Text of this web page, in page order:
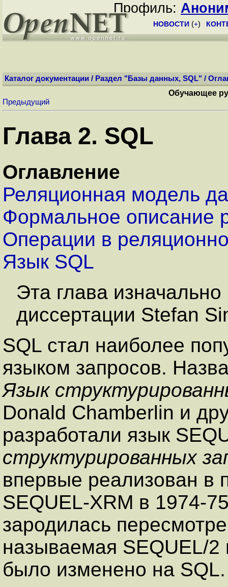
Профиль:
НОВОСТИ (+)
Каталог документации / Раздел "Базы данных, SQL" /
Обучающее
Предыдущий
Глава 2. SQL
Оглавление
Реляционная модель
Формальное описание
Операции в
Язык SQL
Эта глава изначально
диссертации Stefan
SQL стал наиболее
языком запросов.
Язык
Donald Chamberlin и
разработали язык
структурированных
впервые реализован в
SEQUEL-XRM в 1974-
зародилась
называемая SEQUEL/2
было изменено на SQL.